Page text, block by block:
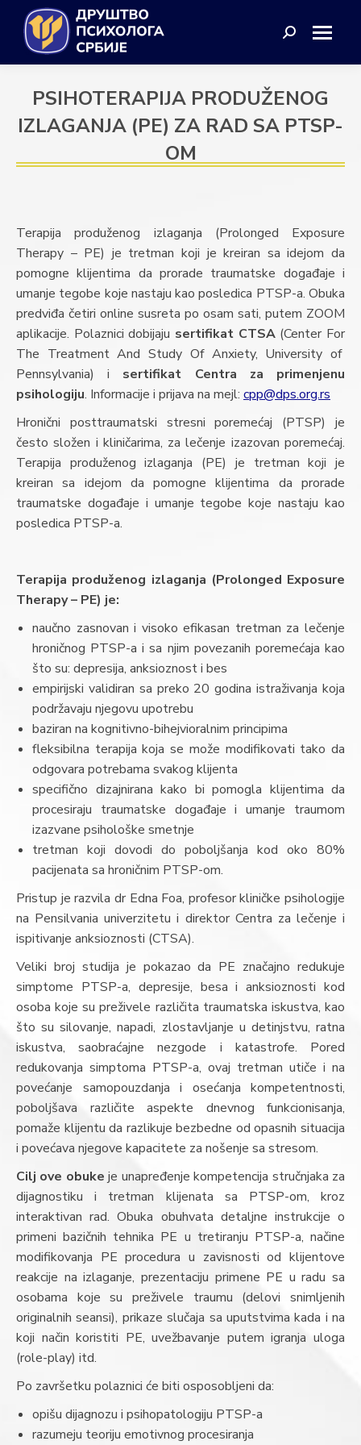
Search:
PSIHOTERAPIJA PRODUŽENOG
IZLAGANJA (PE) ZA RAD SA PTSP-
OM
Terapija produženog izlaganja (Prolonged Exposure
Therapy – PE) je tretman koji je kreiran sa idejom da
pomogne klijentima da prorade traumatske događaje i
umanje tegobe koje nastaju kao posledica PTSP-a. Obuka
predviđa četiri online susreta po osam sati, putem ZOOM
aplikacije. Polaznici dobijaju sertifikat CTSA(Center For
The Treatment And Study Of Anxiety, University of
Pennsylvania) i sertifikat Centra za primenjenu
psihologiju. Informacije i prijava na mejl: cpp@dps.org.rs
Hronični posttraumatski stresni poremećaj (PTSP) je
često složen i kliničarima, za lečenje izazovan poremećaj.
Terapija produženog izlaganja (PE) je tretman koji je
kreiran sa idejom da pomogne klijentima da prorade
traumatske događaje i umanje tegobe koje nastaju kao
posledica PTSP-a.
Terapija produženog izlaganja (Prolonged Exposure
Therapy – PE) je:
naučno zasnovan i visoko efikasan tretman za lečenje
hroničnog PTSP-a i sa njim povezanih poremećaja kao
što su: depresija, anksioznost i bes
empirijski validiran sa preko 20 godina istraživanja koja
podržavaju njegovu upotrebu
baziran na kognitivno-bihejvioralnim principima
fleksibilna terapija koja se može modifikovati tako da
odgovara potrebama svakog klijenta
specifično dizajnirana kako bi pomogla klijentima da
procesiraju traumatske događaje i umanje traumom
izazvane psihološke smetnje
tretman koji dovodi do poboljšanja kod oko 80%
pacijenata sa hroničnim PTSP-om.
Pristup je razvila dr Edna Foa, profesor kliničke psihologije
na Pensilvania univerzitetu i direktor Centra za lečenje i
ispitivanje anksioznosti (CTSA).
Veliki broj studija je pokazao da PE značajno redukuje
simptome PTSP-a, depresije, besa i anksioznosti kod
osoba koje su preživele različita traumatska iskustva, kao
što su silovanje, napadi, zlostavljanje u detinjstvu, ratna
iskustva, saobraćajne nezgode i katastrofe. Pored
redukovanja simptoma PTSP-a, ovaj tretman utiče i na
povećanje samopouzdanja i osećanja kompetentnosti,
poboljšava različite aspekte dnevnog funkcionisanja,
pomaže klijentu da razlikuje bezbedne od opasnih situacija
i povećava njegove kapacitete za nošenje sa stresom.
Cilj ove obuke je unapređenje kompetencija stručnjaka za
dijagnostiku i tretman klijenata sa PTSP-om, kroz
interaktivan rad. Obuka obuhvata detaljne instrukcije o
primeni bazičnih tehnika PE u tretiranju PTSP-a, načine
modifikovanja PE procedura u zavisnosti od klijentove
reakcije na izlaganje, prezentaciju primene PE u radu sa
osobama koje su preživele traumu (delovi snimljenih
originalnih seansi), prikaze slučaja sa uputstvima kada i na
koji način koristiti PE, uvežbavanje putem igranja uloga
(role-play) itd.
Po završetku polaznici će biti osposobljeni da:
opišu dijagnozu i psihopatologiju PTSP-a
razumeju teoriju emotivnog procesiranja